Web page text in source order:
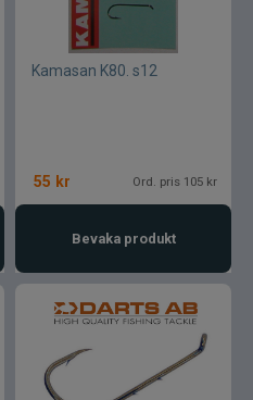
Kamasan K80. s12
55 kr Ord. pris 105 kr
Bevaka produkt